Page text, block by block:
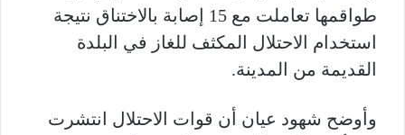
طواقمها تعاملت مع 15 إصابة بالاختناق نتيجة
استخدام الاحتلال المكثف للغاز في البلدة
القديمة من المدينة.
وأوضح شهود عيان أن قوات الاحتلال انتشرت